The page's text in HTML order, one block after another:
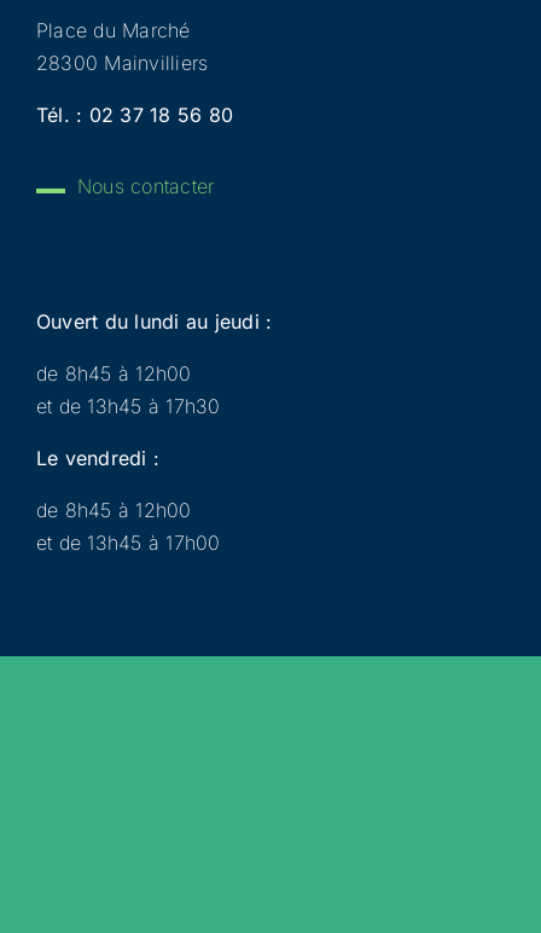
Place du Marché
28300 Mainvilliers
Tél. : 02 37 18 56 80
Nous contacter
Ouvert du lundi au jeudi :
de 8h45 à 12h00
et de 13h45 à 17h30
Le vendredi :
de 8h45 à 12h00
et de 13h45 à 17h00